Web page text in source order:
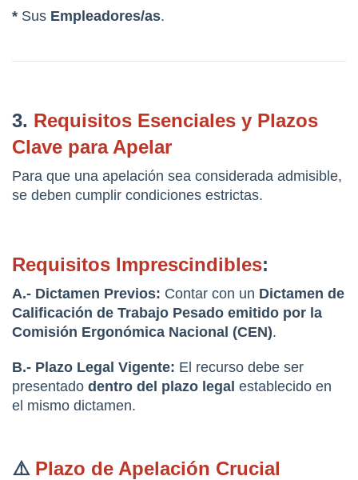
* Sus Empleadores/as.
3. Requisitos Esenciales y Plazos
Clave para Apelar
Para que una apelación sea considerada admisible,
se deben cumplir condiciones estrictas.
Requisitos Imprescindibles:
A.- Dictamen Previos: Contar con un Dictamen de
Calificación de Trabajo Pesado emitido por la
Comisión Ergonómica Nacional (CEN).
B.- Plazo Legal Vigente: El recurso debe ser
presentado dentro del plazo legal establecido en
el mismo dictamen.
⚠️ Plazo de Apelación Crucial